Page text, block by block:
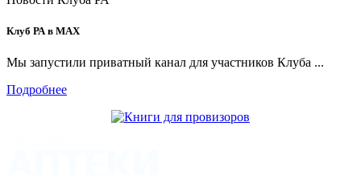
Клуб РА в MAX
Мы запустили приватный канал для участников Клуба ...
Подробнее